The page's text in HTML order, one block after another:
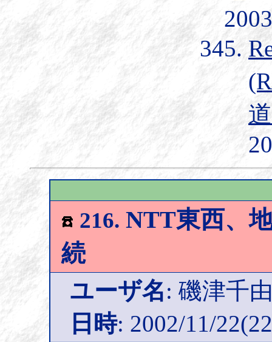
216. NTT東西、
続
ユーザ名: 磯津千
日時: 2002/11/